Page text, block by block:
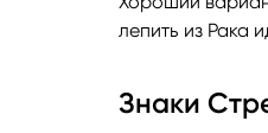
лепить из Рака
Знаки